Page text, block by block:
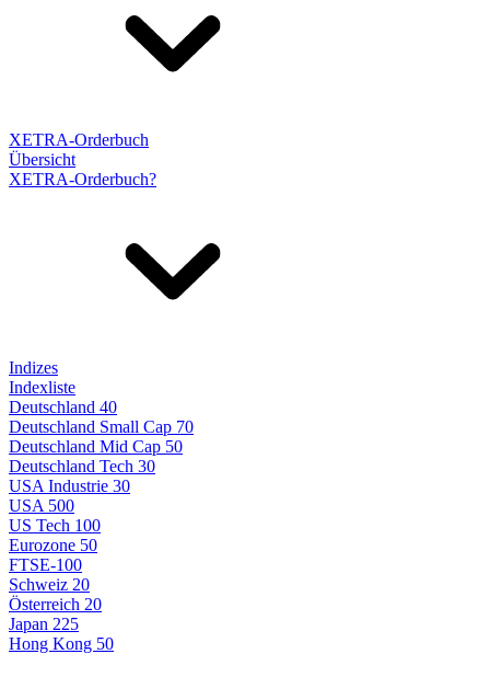
XETRA-Orderbuch
Übersicht
XETRA-Orderbuch?
Indizes
Indexliste
Deutschland 40
Deutschland Small Cap 70
Deutschland Mid Cap 50
Deutschland Tech 30
USA Industrie 30
USA 500
US Tech 100
Eurozone 50
FTSE-100
Schweiz 20
Österreich 20
Japan 225
Hong Kong 50